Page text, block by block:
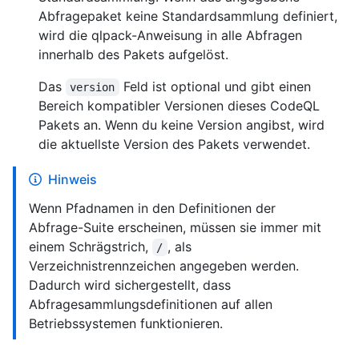
Abfragepaket keine Standardsammlung definiert,
wird die qlpack-Anweisung in alle Abfragen
innerhalb des Pakets aufgelöst.
Das
version
Feld ist optional und gibt einen
Bereich kompatibler Versionen dieses CodeQL
Pakets an. Wenn du keine Version angibst, wird
die aktuellste Version des Pakets verwendet.
Hinweis
Wenn Pfadnamen in den Definitionen der
Abfrage-Suite erscheinen, müssen sie immer mit
einem Schrägstrich,
/ , als
Verzeichnistrennzeichen angegeben werden.
Dadurch wird sichergestellt, dass
Abfragesammlungsdefinitionen auf allen
Betriebssystemen funktionieren.